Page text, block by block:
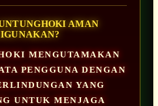
AMAN
MENGUTAMAKAN
PENGGUNA DENGAN
YANG
UNTUK MENJAGA